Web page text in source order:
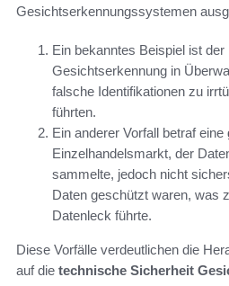
Gesichtserkennungssystemen
Ein bekanntes Beispiel ist
Gesichtserkennung in
falsche Identifikationen zu
führten.
Ein anderer Vorfall betraf eine
Einzelhandelsmarkt, der
sammelte, jedoch nicht
Daten geschützt waren, was
Datenleck führte.
Diese Vorfälle verdeutlichen die
auf die technische Sicherheit